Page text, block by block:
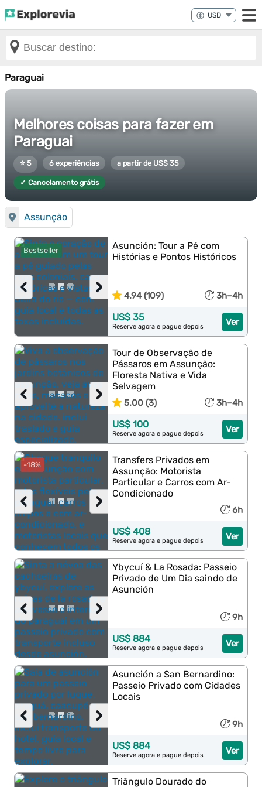
Paraguai
Melhores coisas para fazer em
Paraguai
⭐ 5 6 experiências a partir de US$ 35
✓ Cancelamento grátis
Assunção
Bestseller
›
‹
Asunción: Tour a Pé com
Histórias e Pontos Históricos
4.94 (109) 3h–4h
Ver
US$ 35
Reserve agora e pague depois
›
‹
Tour de Observação de
Pássaros em Assunção:
Floresta Nativa e Vida
Selvagem
5.00 (3) 3h–4h
Ver
US$ 100
Reserve agora e pague depois
-18%
›
‹
Transfers Privados em
Assunção: Motorista
Particular e Carros com Ar-
Condicionado
6h
Ver
US$ 408
Reserve agora e pague depois
›
‹
Ybycuí & La Rosada: Passeio
Privado de Um Dia saindo de
Asunción
9h
Ver
US$ 884
Reserve agora e pague depois
›
‹
Asunción a San Bernardino:
Passeio Privado com Cidades
Locais
9h
Ver
US$ 884
Reserve agora e pague depois
Triângulo Dourado do